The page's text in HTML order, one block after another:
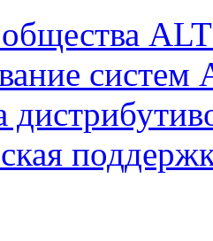
систем